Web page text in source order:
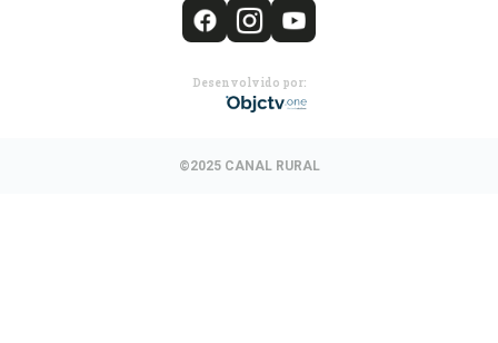
Desenvolvido por:
©2025 CANAL RURAL